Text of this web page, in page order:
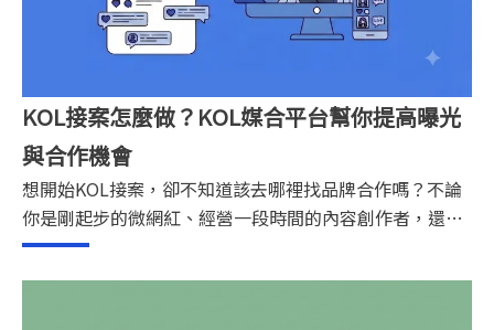
KOL接案怎麼做？KOL媒合平台幫你提高曝光
與合作機會
想開始KOL接案，卻不知道該去哪裡找品牌合作嗎？不論
你是剛起步的微網紅、經營一段時間的內容創作者，還是
已經有穩定粉絲的KOL，接案方式大致可分為主動開發與
被動邀約兩種。若想提高合作機會，除了經營好社群內